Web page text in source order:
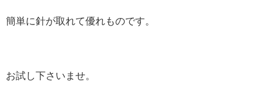
簡単に針が取れて優れものです。
お試し下さいませ。